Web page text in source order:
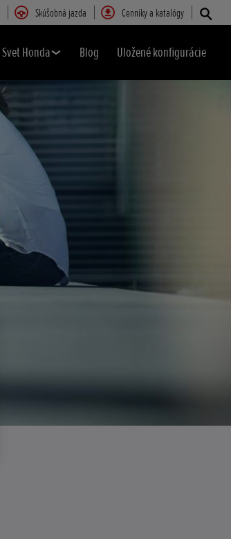
Skúšobná jazda Cenníky a katalógy
Svet Honda Blog Uložené konfigurácie